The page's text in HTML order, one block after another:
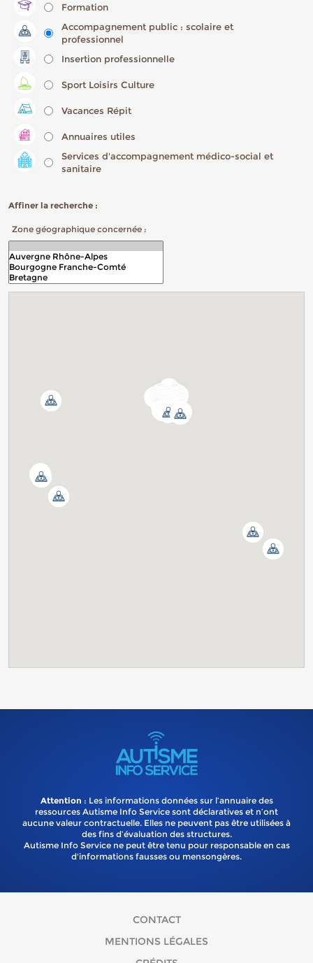
Formation
Accompagnement public : scolaire et
professionnel
Insertion professionnelle
Sport Loisirs Culture
Vacances Répit
Annuaires utiles
Services d'accompagnement médico-social et
sanitaire
Affiner la recherche :
Zone géographique concernée :
Attention : Les informations données sur l’annuaire des
ressources Autisme Info Service sont déclaratives et n’ont
aucune valeur contractuelle. Elles ne peuvent pas être utilisées à
des fins d’évaluation des structures.
Autisme Info Service ne peut être tenu pour responsable en cas
d'informations fausses ou mensongères.
CONTACT
MENTIONS LÉGALES